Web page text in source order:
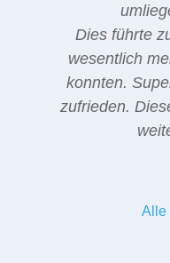
Dies führte
wesentlich
konnten.
zufrieden.
Alle